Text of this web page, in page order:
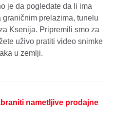
je da pogledate da li ima
prelazima, tunelu
Ksenija. Pripremili smo za
uživo pratiti video snimke
u zemlji.
nametljive prodajne